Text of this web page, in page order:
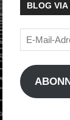
BLOG
E-
Mail-
Adresse